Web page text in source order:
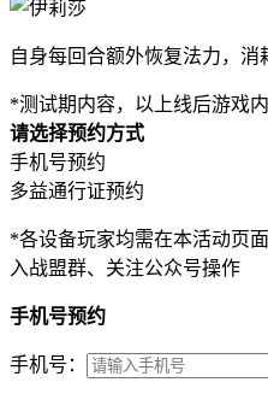
自身每回合额外恢复法力，消
*测试期内容，以上线后游戏
请选择预约方式
手机号预约
多益通行证预约
*各设备玩家均需在本活动页
入战盟群、关注公众号操作
手机号预约
手机号：